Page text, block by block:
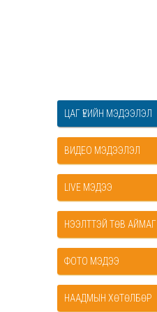
ЦАГ ҮЕИЙН МЭДЭЭЛЭЛ
ВИДЕО МЭДЭЭЛЭЛ
LIVE МЭДЭЭ
НЭЭЛТТЭЙ ТӨВ АЙМАГ
ФОТО МЭДЭЭ
НААДМЫН ХӨТӨЛБӨР